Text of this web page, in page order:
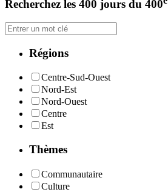
Recherchez les 400 jours du 400
Régions
Centre-Sud-Ouest
Nord-Est
Nord-Ouest
Centre
Est
Thèmes
Communautaire
Culture